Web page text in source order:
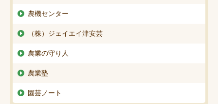
農機センター
（株）ジェイエイ津安芸
農業の守り人
農業塾
園芸ノート